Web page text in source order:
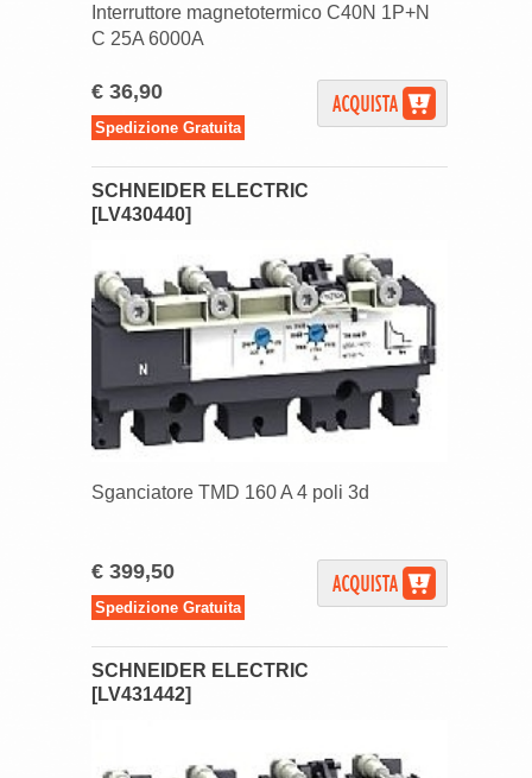
Interruttore magnetotermico C40N 1P+N
C 25A 6000A
€ 36,90
Spedizione Gratuita
SCHNEIDER ELECTRIC
[LV430440]
Sganciatore TMD 160 A 4 poli 3d
€ 399,50
Spedizione Gratuita
SCHNEIDER ELECTRIC
[LV431442]